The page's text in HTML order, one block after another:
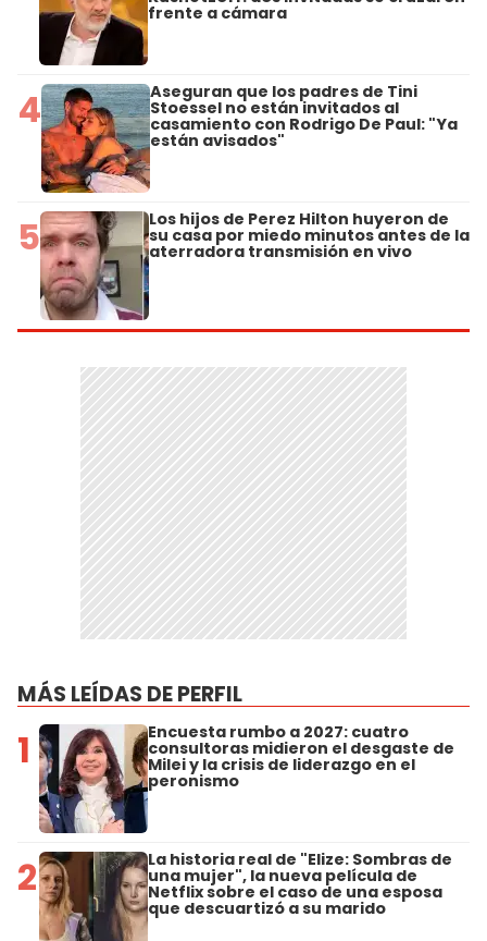
frente a cámara
4 Aseguran que los padres de Tini
Stoessel no están invitados al
casamiento con Rodrigo De Paul: "Ya
están avisados"
5 Los hijos de Perez Hilton huyeron de
su casa por miedo minutos antes de la
aterradora transmisión en vivo
MÁS LEÍDAS DE PERFIL
1 Encuesta rumbo a 2027: cuatro
consultoras midieron el desgaste de
Milei y la crisis de liderazgo en el
peronismo
2 La historia real de "Elize: Sombras de
una mujer", la nueva película de
Netflix sobre el caso de una esposa
que descuartizó a su marido